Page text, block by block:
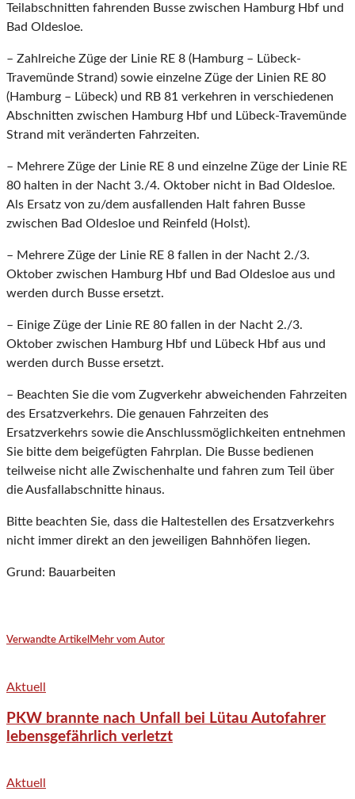
Teilabschnitten fahrenden Busse zwischen Hamburg Hbf und
Bad Oldesloe.
– Zahlreiche Züge der Linie RE 8 (Hamburg – Lübeck-
Travemünde Strand) sowie einzelne Züge der Linien RE 80
(Hamburg – Lübeck) und RB 81 verkehren in verschiedenen
Abschnitten zwischen Hamburg Hbf und Lübeck-Travemünde
Strand mit veränderten Fahrzeiten.
– Mehrere Züge der Linie RE 8 und einzelne Züge der Linie RE
80 halten in der Nacht 3./4. Oktober nicht in Bad Oldesloe.
Als Ersatz von zu/dem ausfallenden Halt fahren Busse
zwischen Bad Oldesloe und Reinfeld (Holst).
– Mehrere Züge der Linie RE 8 fallen in der Nacht 2./3.
Oktober zwischen Hamburg Hbf und Bad Oldesloe aus und
werden durch Busse ersetzt.
– Einige Züge der Linie RE 80 fallen in der Nacht 2./3.
Oktober zwischen Hamburg Hbf und Lübeck Hbf aus und
werden durch Busse ersetzt.
– Beachten Sie die vom Zugverkehr abweichenden Fahrzeiten
des Ersatzverkehrs. Die genauen Fahrzeiten des
Ersatzverkehrs sowie die Anschlussmöglichkeiten entnehmen
Sie bitte dem beigefügten Fahrplan. Die Busse bedienen
teilweise nicht alle Zwischenhalte und fahren zum Teil über
die Ausfallabschnitte hinaus.
Bitte beachten Sie, dass die Haltestellen des Ersatzverkehrs
nicht immer direkt an den jeweiligen Bahnhöfen liegen.
Grund: Bauarbeiten
Verwandte Artikel Mehr vom Autor
Aktuell
PKW brannte nach Unfall bei Lütau Autofahrer
lebensgefährlich verletzt
Aktuell